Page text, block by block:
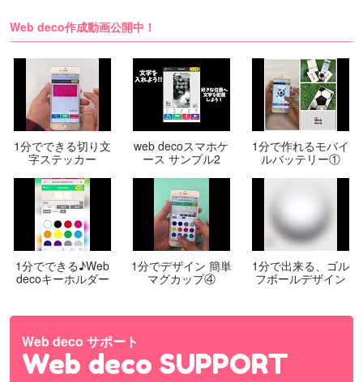
Web deco作成動画公開中！
1分でできる切り文
字ステッカー
web decoスマホケ
ース サンプル2
1分で作れるモバイ
ルバッテリー①
1分でできる♪Web
decoキーホルダー
1分でデザイン 簡単
マグカップ④
1分で出来る、ゴル
フボールデザイン
Web deco サポート
Web deco SUPPORT